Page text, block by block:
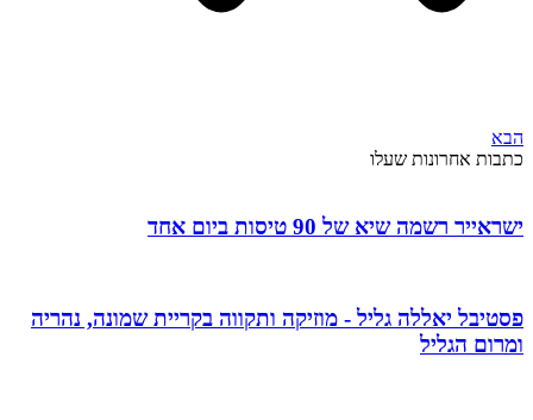
הבא
כתבות אחרונות שעלו
ישראייר רשמה שיא של 90 טיסות ביום אחד
פסטיבל יאללה גליל - מוזיקה ותקווה בקריית שמונה, נהריה
ומרום הגליל